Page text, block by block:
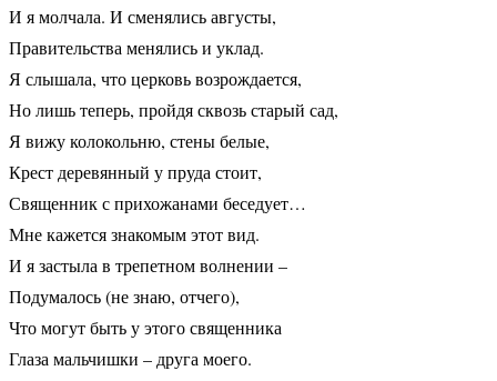
И я молчала. И сменялись августы,
Правительства менялись и уклад.
Я слышала, что церковь возрождается,
Но лишь теперь, пройдя сквозь старый сад,
Я вижу колокольню, стены белые,
Крест деревянный у пруда стоит,
Священник с прихожанами беседует…
Мне кажется знакомым этот вид.
И я застыла в трепетном волнении –
Подумалось (не знаю, отчего),
Что могут быть у этого священника
Глаза мальчишки – друга моего.